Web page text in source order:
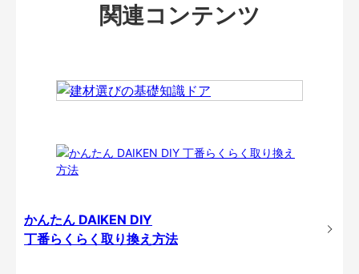
関連コンテンツ
かんたん DAIKEN DIY
丁番らくらく取り換え方法